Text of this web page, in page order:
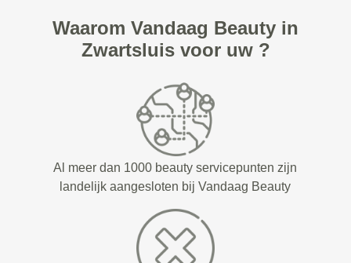
Waarom Vandaag Beauty in
Zwartsluis voor uw ?
Al meer dan 1000 beauty servicepunten zijn
landelijk aangesloten bij Vandaag Beauty